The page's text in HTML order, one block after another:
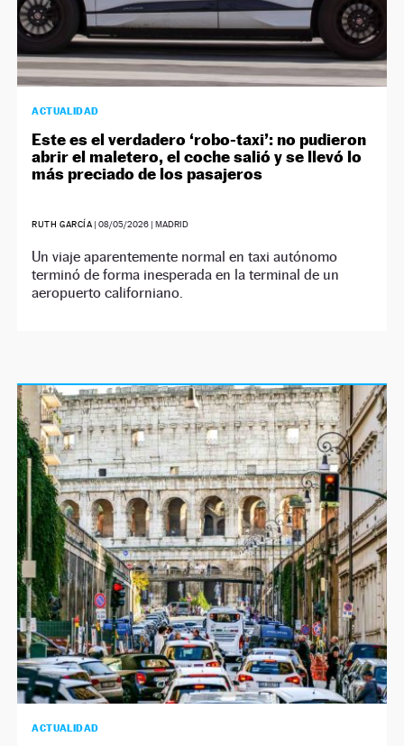
ACTUALIDAD
Este es el verdadero ‘robo-taxi’: no pudieron
abrir el maletero, el coche salió y se llevó lo
más preciado de los pasajeros
RUTH GARCÍA |08/05/2026 | MADRID
Un viaje aparentemente normal en taxi autónomo
terminó de forma inesperada en la terminal de un
aeropuerto californiano.
ACTUALIDAD